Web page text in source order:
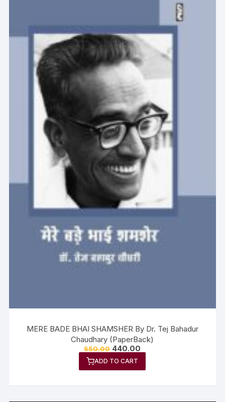
MERE BADE BHAI SHAMSHER By Dr. Tej Bahadur
Chaudhary (PaperBack)
550.00 440.00
ADD TO CART